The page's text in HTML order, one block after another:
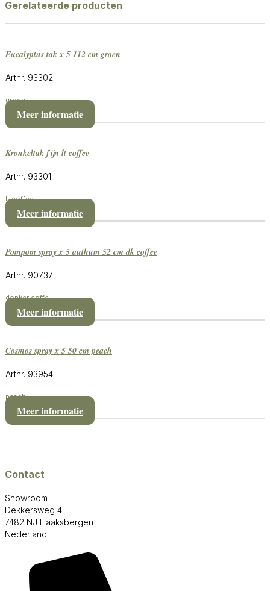
Gerelateerde producten
eucalyptus tak x 5 112 cm groen
Artnr. 93302
groen
Meer informatie
kronkeltak fijn lt coffee
Artnr. 93301
lt coffee
Meer informatie
pompom spray x 5 authum 52 cm dk coffee
Artnr. 90737
donker coffe
Meer informatie
cosmos spray x 5 50 cm peach
Artnr. 93954
peach
Meer informatie
Contact
Showroom
Dekkersweg 4
7482 NJ Haaksbergen
Nederland